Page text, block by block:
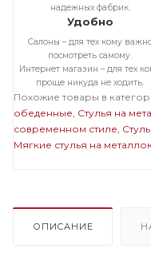
надежных фабрик.
Удобно
Салоны – для тех кому
посмотреть самому.
Интернет магазин – для тех
проще никуда не ходить.
Похожие товары в
обеденные Стулья на
современном стиле
Мягкие стулья на
Стулья
Велюровые темные стулья
ОПИСАНИЕ